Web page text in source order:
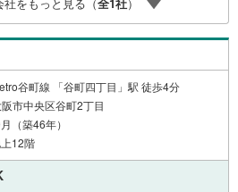
ペースもございますので、小さなお子様
庭もお気軽にご来場ください！【営業
ません。水曜日も営業しております。
谷町線 「谷町四丁目」駅 徒歩4分
市中央区谷町2丁目
（築46年）
12階